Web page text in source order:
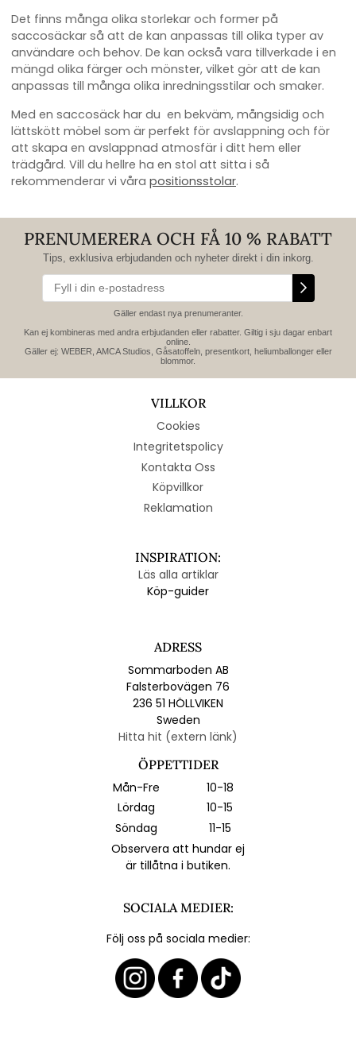
Det finns många olika storlekar och former på
saccosäckar så att de kan anpassas till olika typer av
användare och behov. De kan också vara tillverkade i en
mängd olika färger och mönster, vilket gör att de kan
anpassas till många olika inredningsstilar och smaker.
Med en saccosäck har du en bekväm, mångsidig och
lättskött möbel som är perfekt för avslappning och för
att skapa en avslappnad atmosfär i ditt hem eller
trädgård. Vill du hellre ha en stol att sitta i så
rekommenderar vi våra positionsstolar.
PRENUMERERA OCH FÅ 10 % RABATT
Tips, exklusiva erbjudanden och nyheter direkt i din inkorg.
Gäller endast nya prenumeranter.
Kan ej kombineras med andra erbjudanden eller rabatter. Giltig i sju dagar enbart
online.
Gäller ej: WEBER, AMCA Studios, Gåsatoffeln, presentkort, heliumballonger eller
blommor.
VILLKOR
Cookies
Integritetspolicy
Kontakta Oss
Köpvillkor
Reklamation
INSPIRATION:
Läs alla artiklar
Köp-guider
ADRESS
Sommarboden AB
Falsterbovägen 76
236 51 HÖLLVIKEN
Sweden
Hitta hit (extern länk)
ÖPPETTIDER
Mån-Fre
10-18
Lördag
10-15
Söndag
11-15
Observera att hundar ej
är tillåtna i butiken.
SOCIALA MEDIER:
Följ oss på sociala medier: